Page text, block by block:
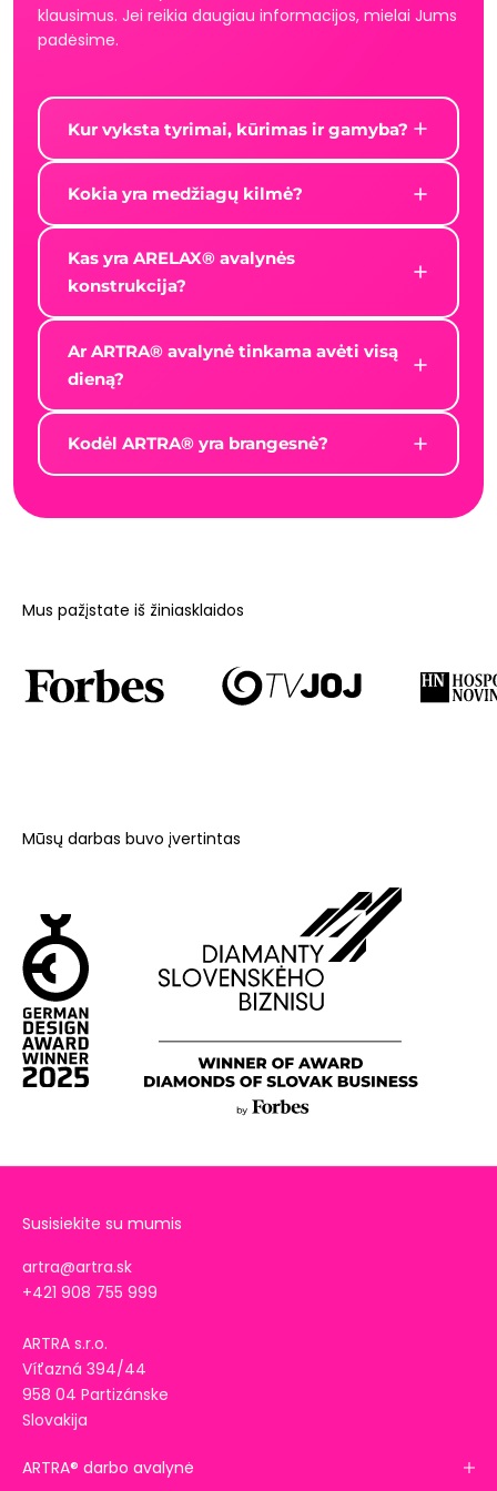
klausimus. Jei reikia daugiau informacijos, mielai Jums
padėsime.
Kur vyksta tyrimai, kūrimas ir gamyba?
Kokia yra medžiagų kilmė?
Kas yra ARELAX® avalynės
konstrukcija?
Ar ARTRA® avalynė tinkama avėti visą
dieną?
Kodėl ARTRA® yra brangesnė?
Mus pažįstate iš žiniasklaidos
Mūsų darbas buvo įvertintas
Susisiekite su mumis
artra@artra.sk
+421 908 755 999
ARTRA s.r.o.
Víťazná 394/44
958 04 Partizánske
Slovakija
ARTRA® darbo avalynė